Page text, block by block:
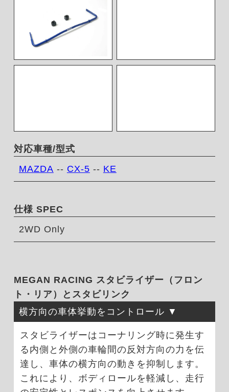
対応車種/型式
MAZDA -- CX-5 -- KE
仕様 SPEC
2WD Only
MEGAN RACING スタビライザー（フロン
ト・リア）とスタビリンク
横方向の車体挙動をコントロール
スタビライザーはコーナリング時に発生す
る内側と外側の車輪間の反対方向の力を伝
達し、車体の横方向の動きを抑制します。
これにより、ボディロールを軽減し、走行